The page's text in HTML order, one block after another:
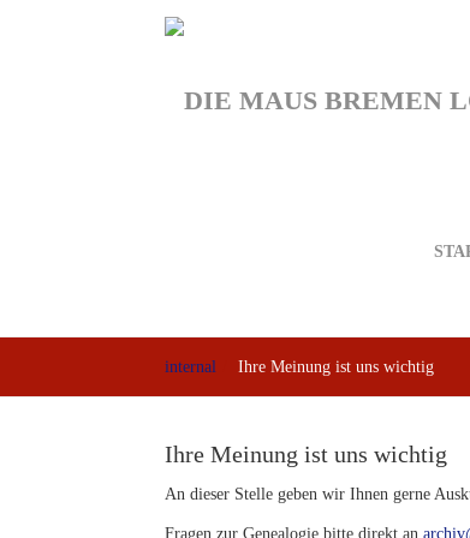
internal Ihre Meinung ist uns wichtig
Ihre Meinung ist uns wichtig
An dieser Stelle geben wir Ihnen gerne
Fragen zur Genealogie bitte direkt an